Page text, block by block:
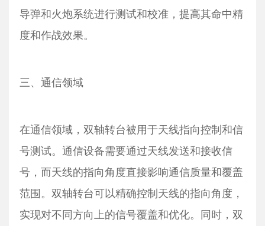
导弹和火炮系统进行测试和校准，提高其命中精
度和作战效果。
三、通信领域
在通信领域，双轴转台被用于天线指向控制和信
号测试。通信设备需要通过天线发送和接收信
号，而天线的指向角度直接影响通信质量和覆盖
范围。双轴转台可以精确控制天线的指向角度，
实现对不同方向上的信号覆盖和优化。同时，双